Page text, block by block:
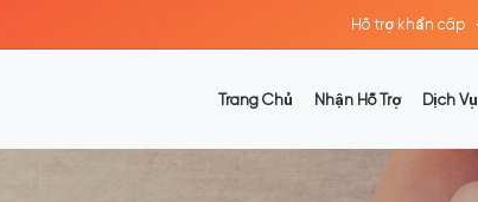
Hỗ trợ khẩn cấp
Trang Chủ Nhận Hỗ Trợ Dịch Vụ